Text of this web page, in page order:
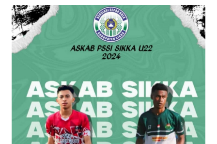
LABUAN
BAJO
OPINI
Informasi
INDEKS
BERITA
KONTAK